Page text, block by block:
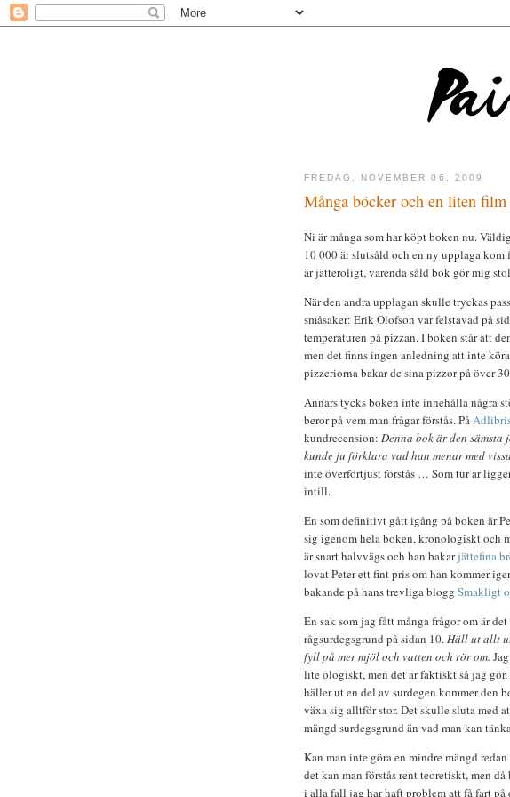
FREDAG, NOVEMBER 06, 2009
Många böcker och en liten film
Ni är många som har köpt boken nu.
10 000 är slutsåld och en ny upplaga
är jätteroligt, varenda såld bok gör mig
När den andra upplagan skulle tryckas
småsaker: Erik Olofson var felstavad på
temperaturen på pizzan. I boken står att
men det finns ingen anledning att inte
pizzeriorna bakar de sina pizzor på över
Annars tycks boken inte innehålla några
beror på vem man frågar förstås. På
kundrecension: Denna bok är den
kunde ju förklara vad han menar med
inte överförtjust förstås … Som tur är
intill.
En som definitivt gått igång på boken är
sig igenom hela boken, kronologiskt och
är snart halvvägs och han bakarjättefina
lovat Peter ett fint pris om han kommer
bakande på hans trevliga blogg Smakligt
En sak som jag fått många frågor om är
rågsurdegsgrund på sidan 10.Häll ut allt
fyll på mer mjöl och vatten och rör om.
lite ologiskt, men det är faktiskt så jag
häller ut en del av surdegen kommer den
växa sig alltför stor. Det skulle sluta med
mängd surdegsgrund än vad man kan
Kan man inte göra en mindre mängd
det kan man förstås rent teoretiskt, men
i alla fall jag har haft problem att få fart på